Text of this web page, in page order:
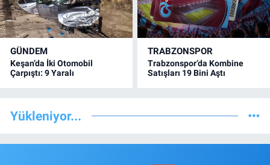
GÜNDEM
Keşan’da İki Otomobil
Çarpıştı: 9 Yaralı
TRABZONSPOR
Trabzonspor’da Kombine
Satışları 19 Bini Aştı
Yükleniyor...